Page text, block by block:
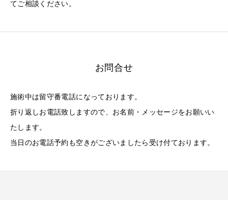
てご相談ください。
お問合せ
施術中は留守番電話になっております。
折り返しお電話致しますので、お名前・メッセージをお願いい
たします。
当日のお電話予約も空きがございましたら受け付ております。